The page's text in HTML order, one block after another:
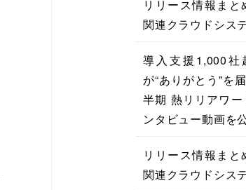
リリース情報ま
関連クラウドシス
導入支援1,000社
が“ありがとう”を
半期 熱リリアワ
ンタビュー動画を
リリース情報ま
関連クラウドシス